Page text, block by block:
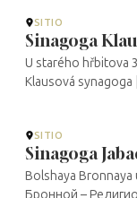
SITIO
Sinagoga
U starého hřbitova
Klausová synagoga
SITIO
Sinagoga
Bolshaya